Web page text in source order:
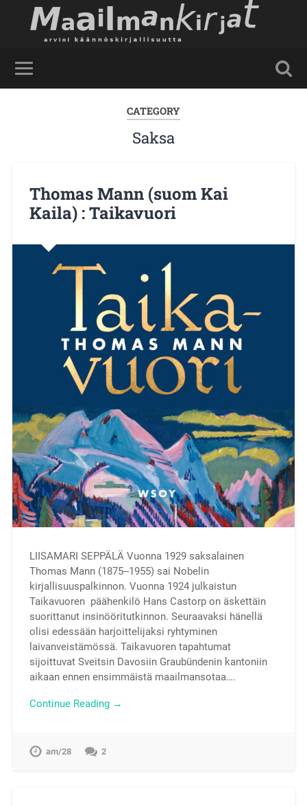
CATEGORY
Saksa
Thomas Mann (suom Kai
Kaila) : Taikavuori
LIISAMARI SEPPÄLÄ Vuonna 1929 saksalainen
Thomas Mann (1875‒1955) sai Nobelin
kirjallisuuspalkinnon. Vuonna 1924 julkaistun
Taikavuoren päähenkilö Hans Castorp on äskettäin
suorittanut insinööritutkinnon. Seuraavaksi hänellä
olisi edessään harjoittelijaksi ryhtyminen
laivanveistämössä. Taikavuoren tapahtumat
sijoittuvat Sveitsin Davosiin Graubündenin kantoniin
aikaan ennen ensimmäistä maailmansotaa….
Continue Reading →
am/28 2